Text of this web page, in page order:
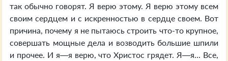
так обычно говорят. Я верю этому. Я верю этому всем
своим сердцем и с искренностью в сердце своем. Вот
причина, почему я не пытаюсь строить что-то крупное,
совершать мощные дела и возводить большие шпили
и прочее. И я—я верю, что Христос грядет. Я—я... Все,